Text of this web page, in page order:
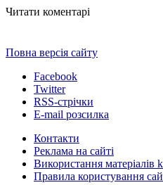
Читати коментарі
Повна версія сайту
Facebook
Twitter
RSS-стрічки
E-mail розсилка
Контакти
Реклама на сайті
Використання матеріалів
Правила користування